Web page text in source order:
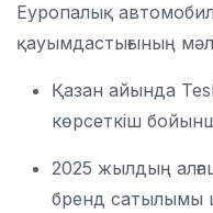
Еуропалық
қауымдастығының
Қазан айында
көрсеткіш
2025 жылдың
бренд сатылымы